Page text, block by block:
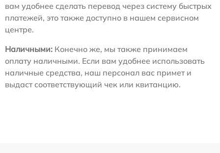
вам удобнее сделать перевод через систему быстрых
платежей, это также доступно в нашем сервисном
центре.
Наличными: Конечно же, мы также принимаем
оплату наличными. Если вам удобнее использовать
наличные средства, наш персонал вас примет и
выдаст соответствующий чек или квитанцию.